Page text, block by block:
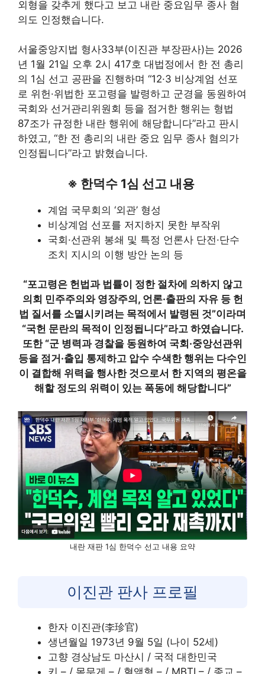
외형을 갖추게 했다고 보고 내란 중요임무 종사 혐
의도 인정했습니다.
서울중앙지법 형사33부(이진관 부장판사)는 2026
년 1월 21일 오후 2시 417호 대법정에서 한 전 총리
의 1심 선고 공판을 진행하며 “12·3 비상계엄 선포
로 위헌·위법한 포고령을 발령하고 군경을 동원하여
국회와 선거관리위원회 등을 점거한 행위는 형법
87조가 규정한 내란 행위에 해당합니다”라고 판시
하였고, “한 전 총리의 내란 중요 임무 종사 혐의가
인정됩니다”라고 밝혔습니다.
※ 한덕수 1심 선고 내용
계엄 국무회의 ‘외관’ 형성
비상계엄 선포를 저지하지 못한 부작위
국회·선관위 봉쇄 및 특정 언론사 단전·단수
조치 지시의 이행 방안 논의 등
“포고령은 헌법과 법률이 정한 절차에 의하지 않고
의회 민주주의와 영장주의, 언론·출판의 자유 등 헌
법 질서를 소멸시키려는 목적에서 발령된 것”이라며
“국헌 문란의 목적이 인정됩니다”라고 하였습니다.
또한 “군 병력과 경찰을 동원하여 국회·중앙선관위
등을 점거·출입 통제하고 압수 수색한 행위는 다수인
이 결합해 위력을 행사한 것으로서 한 지역의 평온을
해할 정도의 위력이 있는 폭동에 해당합니다”
내란 재판 1심 한덕수 선고 내용 요약
이진관 판사 프로필
한자 이진관(李珍官)
생년월일 1973년 9월 5일 (나이 52세)
고향 경상남도 마산시 / 국적 대한민국
키 – / 몸무게 – / 혈액형 – / MBTI – / 종교 –